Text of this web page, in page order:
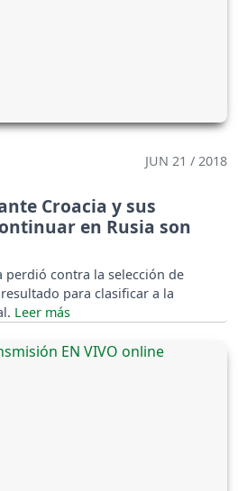
JUN 21 / 2018
Croacia y sus
en Rusia son
perdió contra la selección de
para clasificar a la